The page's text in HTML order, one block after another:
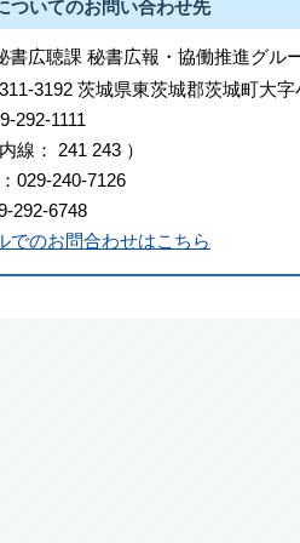
ついてのお問い合わせ先
書広聴課 秘書広報・協働推進グル
3192 茨城県東茨城郡茨城町大
292-1111
内線 ： 241 243 ）
029-240-7126
292-6748
でのお問合わせはこちら